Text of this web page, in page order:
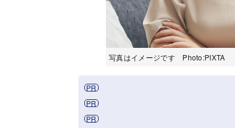
写真はイメージです Photo:PIXTA